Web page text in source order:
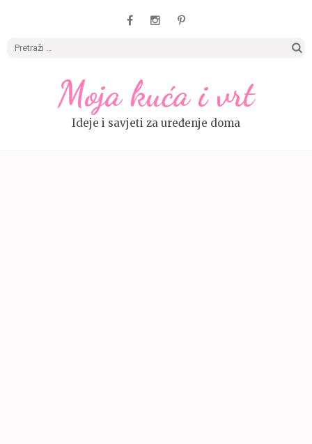
Moja kuća i vrt
Ideje i savjeti za uređenje doma